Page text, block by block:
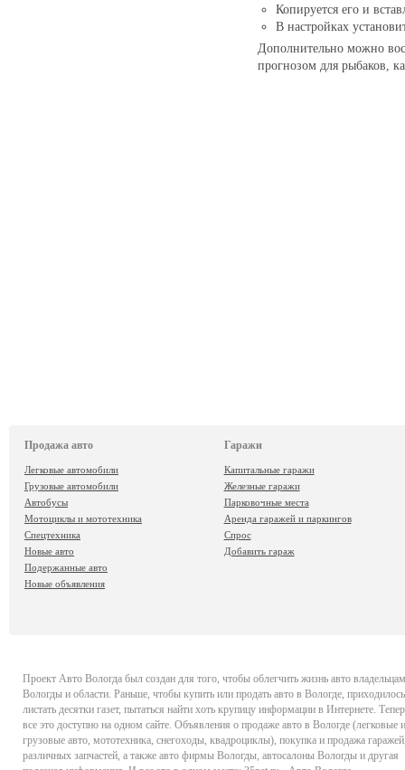
Копируется его и
В настройках
Дополнительно можно
прогнозом для рыбаков,
Продажа авто
Легковые автомобили
Грузовые автомобили
Автобусы
Мотоциклы и мототехника
Спецтехника
Новые авто
Подержанные авто
Новые объявления
Гаражи
Капитальные гаражи
Железные гаражи
Парковочные места
Аренда гаражей и паркингов
Спрос
Добавить гараж
Проект Авто Вологда был создан для того, чтобы облегчить жизнь авто владельцам
Вологды и области. Раньше, чтобы купить или продать авто в Вологде, приходилось
листать десятки газет, пытаться найти хоть крупицу информации в Интернете.
все это доступно на одном сайте. Объявления о продаже авто в Вологде (легковые и
грузовые авто, мототехника, снегоходы, квадроциклы), покупка и продажа
различных запчастей, а также авто фирмы Вологды, автосалоны Вологды и другая